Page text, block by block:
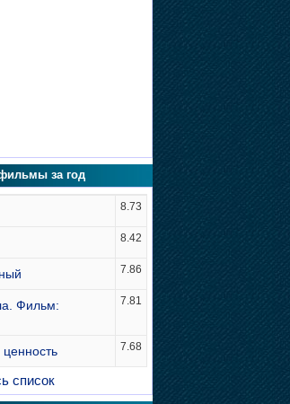
за год
8.73
8.42
7.86
Фильм:
7.81
7.68
список